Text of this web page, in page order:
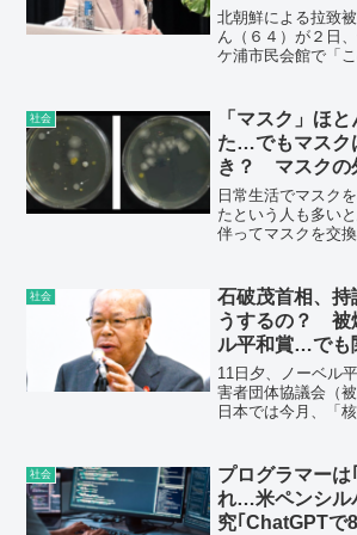
北朝鮮による拉致
ん（６４）が２日
ケ浦市民会館で「
致当時（４６）＝
を明かし、ミヨシ
全員の早期救出を
社会
「マスク」ほ
た…でもマスク
き？ マスクの
にいる「セレウ
スも
日常生活でマスク
たという人も多い
伴ってマスクを交
としても、毎日交
か? 街の人に聞き
ぐらいの頻度でマ
か?
社会
石破茂首相、
うするの？ 被
ル平和賞…でも
えない
11日夕、ノーベル
害者団体協議会（
日本では今月、「
を強める考えだろ
社会
プログラマーは
れ…米ペンシル
究｢ChatGPTで